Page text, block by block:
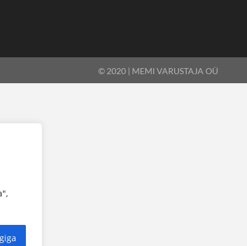
© 2020 | MEMI VARUSTAJA OÜ